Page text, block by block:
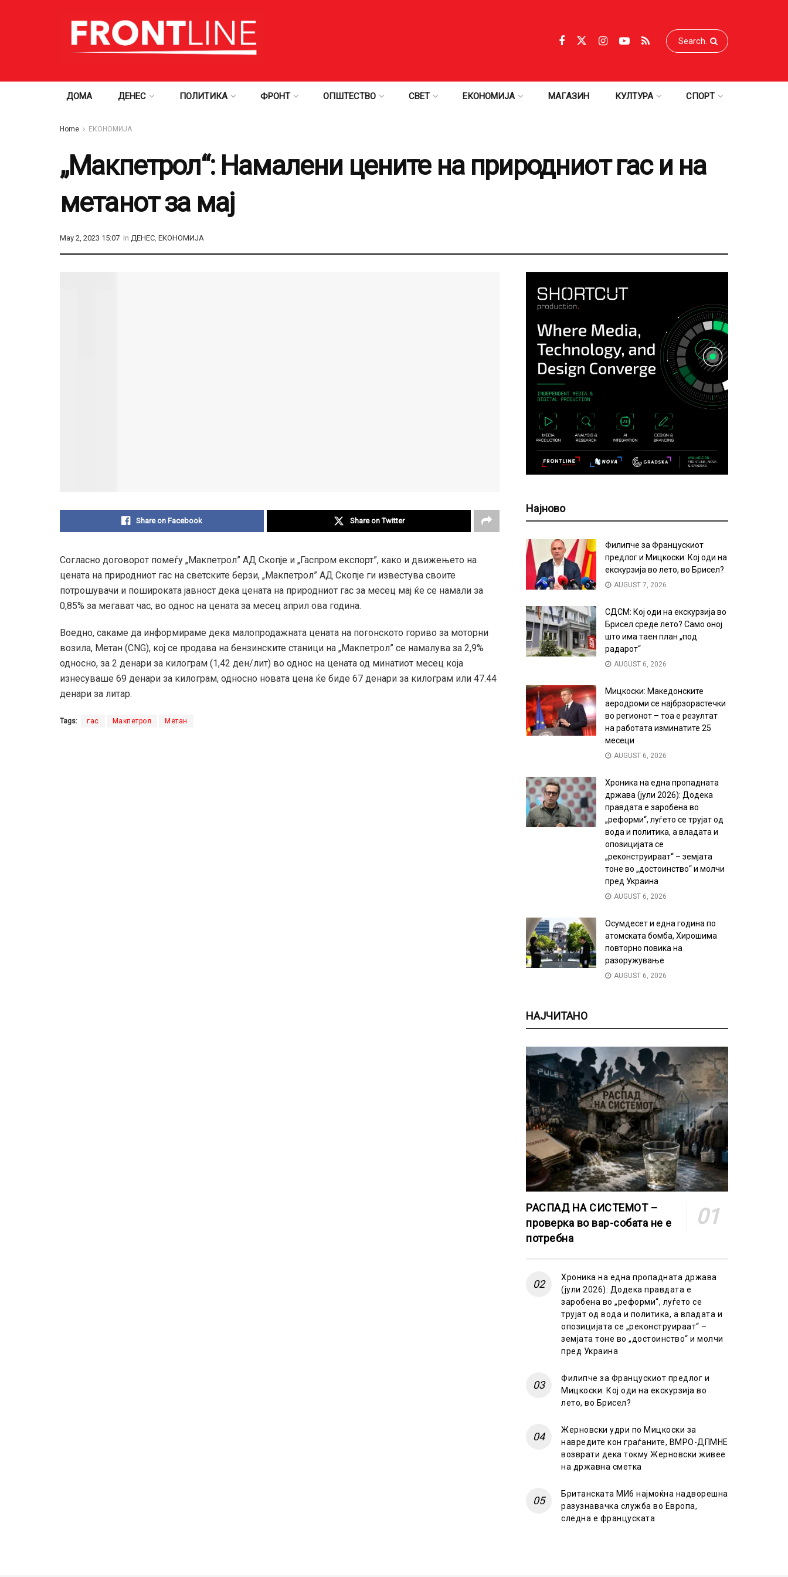
ДОМА ДЕНЕС ПОЛИТИКА ФРОНТ ОПШТЕСТВО СВЕТ ЕКОНОМИЈА МАГАЗИН КУЛТУРА СПОРТ
Home ЕКОНОМИЈА
„Макпетрол“: Намалени цените на природниот гас и на
метанот за мај
May 2, 2023 15:07 in ДЕНЕС, ЕКОНОМИЈА
Share on Facebook Share on Twitter
Согласно договорот помеѓу „Макпетрол” АД Скопје и „Гаспром експорт”, како и движењето на
цената на природниот гас на светските берзи, „Макпетрол” АД Скопје ги известува своите
потрошувачи и пошироката јавност дека цената на природниот гас за месец мај ќе се намали за
0,85% за мегават час, во однос на цената за месец април ова година.
Воедно, сакаме да информираме дека малопродажната цената на погонското гориво за моторни
возила, Метан (CNG), кој се продава на бензинските станици на „Макпетрол” се намалува за 2,9%
односно, за 2 денари за килограм (1,42 ден/лит) во однос на цената од минатиот месец која
изнесуваше 69 денари за килограм, односно новата цена ќе биде 67 денари за килограм или 47.44
денари за литар.
Tags: гас Макпетрол Метан
Најново
Филипче за Францускиот
предлог и Мицкоски: Кој оди на
екскурзија во лето, во Брисел?
AUGUST 7, 2026
СДСМ: Кој оди на екскурзија во
Брисел среде лето? Само оној
што има таен план „под
радарот“
AUGUST 6, 2026
Мицкоски: Македонските
аеродроми се најбрзорастечки
во регионот – тоа е резултат
на работата изминатите 25
месеци
AUGUST 6, 2026
Хроника на една пропадната
држава (јули 2026): Додека
правдата е заробена во
„реформи“, луѓето се трујат од
вода и политика, а владата и
опозицијата се
„реконструираат“ – земјата
тоне во „достоинство“ и молчи
пред Украина
AUGUST 6, 2026
Осумдесет и една година по
атомската бомба, Хирошима
повторно повика на
разоружување
AUGUST 6, 2026
НАЈЧИТАНО
РАСПАД НА СИСТЕМОТ –
проверка во вар-собата не е
потребна
Хроника на една пропадната држава
(јули 2026): Додека правдата е
заробена во „реформи“, луѓето се
трујат од вода и политика, а владата и
опозицијата се „реконструираат“ –
земјата тоне во „достоинство“ и молчи
пред Украина
Филипче за Францускиот предлог и
Мицкоски: Кој оди на екскурзија во
лето, во Брисел?
Жерновски удри по Мицкоски за
навредите кон граѓаните, ВМРО-ДПМНЕ
возврати дека токму Жерновски живее
на државна сметка
Британската МИ6 најмоќна надворешна
разузнавачка служба во Европа,
следна е француската